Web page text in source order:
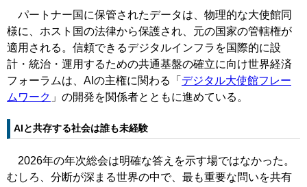
パートナー国に保管されたデータは、物理的な大使館同
様に、ホスト国の法律から保護され、元の国家の管轄権が
適用される。信頼できるデジタルインフラを国際的に設
計・統治・運用するための共通基盤の確立に向け世界経済
フォーラムは、AIの主権に関わる「 デジタル大使館フレー
ムワーク 」の開発を関係者とともに進めている。
AIと共存する社会は誰も未経験
2026年の年次総会は明確な答えを示す場ではなかった。
むしろ、分断が深まる世界の中で、最も重要な問いを共有